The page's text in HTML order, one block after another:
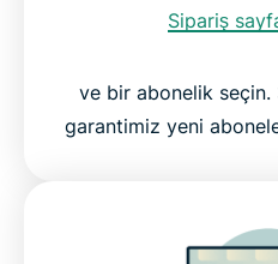
Sipariş
ve bir abonelik
garantimiz yeni